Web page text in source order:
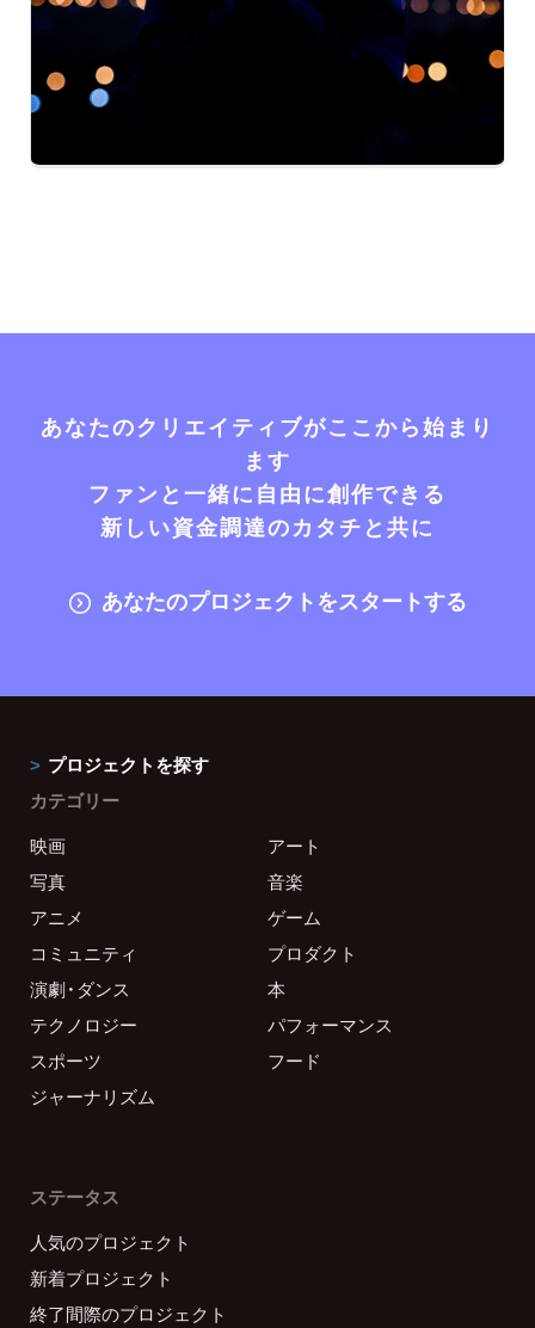
あなたのクリエイティブがここから始まり
ます
ファンと一緒に自由に創作できる
新しい資金調達のカタチと共に
あなたのプロジェクトをスタートする
プロジェクトを探す
カテゴリー
映画
アート
写真
音楽
アニメ
ゲーム
コミュニティ
プロダクト
演劇・ダンス
本
テクノロジー
パフォーマンス
スポーツ
フード
ジャーナリズム
ステータス
人気のプロジェクト
新着プロジェクト
終了間際のプロジェクト